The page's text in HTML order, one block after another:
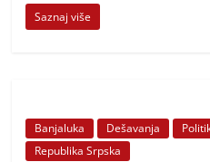
Saznaj više
Banjaluka Dešavanja
Republika Srpska